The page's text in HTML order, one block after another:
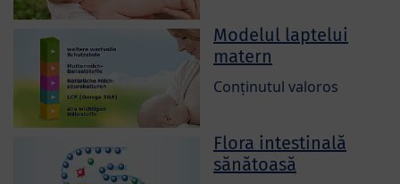
Modelul laptelui
matern
Conținutul valoros
Flora intestinală
sănătoasă